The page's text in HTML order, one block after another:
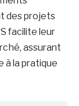
des projets
facilite leur
assurant
à la pratique